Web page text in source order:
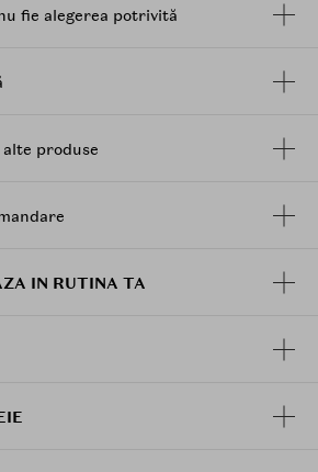
fie alegerea potrivită
produse
IN RUTINA TA